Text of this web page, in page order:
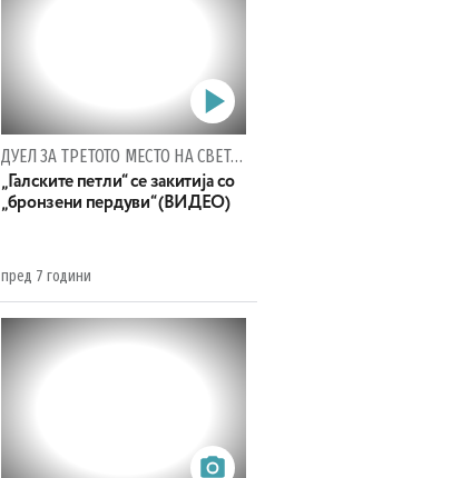
ДУЕЛ ЗА ТРЕТОТО МЕСТО НА СВЕТСКОТО КОШАРКАРСКО ПРВЕНСТВО
„Галските петли“ се закитија со
„бронзени пердуви“ (ВИДЕО)
пред 7 години